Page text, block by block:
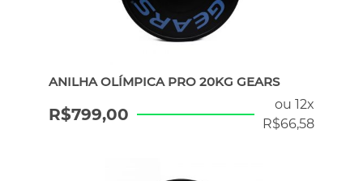
ANILHA OLÍMPICA PRO 20KG GEARS
ou 12x
R$66,58
R$799,00